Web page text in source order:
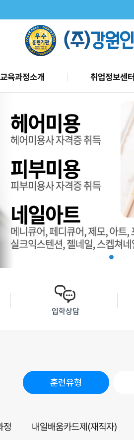
교육과정소개 취업정보센터
입학상담
훈련유형
정 내일배움카드제(재직자)